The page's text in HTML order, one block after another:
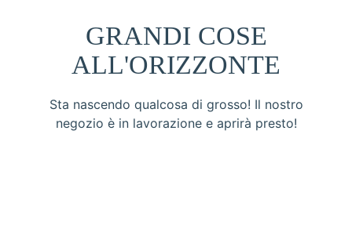
GRANDI COSE
ALL'ORIZZONTE
Sta nascendo qualcosa di grosso! Il nostro
negozio è in lavorazione e aprirà presto!